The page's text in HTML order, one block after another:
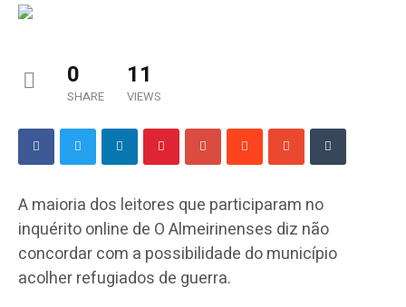
0
SHARE
11
VIEWS
A maioria dos leitores que participaram no
inquérito online de O Almeirinenses diz não
concordar com a possibilidade do município
acolher refugiados de guerra.